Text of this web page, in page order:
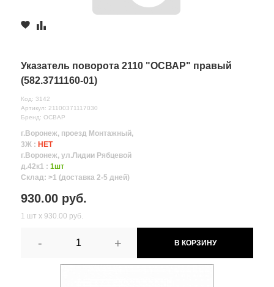
Указатель поворота 2110 "ОСВАР" правый
(582.3711160-01)
Код: 3142
Артикул: 21100371117030
Бренд: ОСВАР
г.Воронеж, проезд Монтажный,
3Ж : НЕТ
г.Воронеж, ул.Лидии Рябцевой
д.42к1 : 1шт
Склад: >1 (доставка 2-5 дней)
930.00 руб.
1 шт х 930.00 руб.
- + В КОРЗИНУ